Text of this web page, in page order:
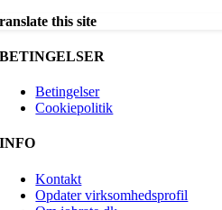
this site
BETINGELSER
Betingelser
Cookiepolitik
INFO
Kontakt
Opdater virksomhedsprofil